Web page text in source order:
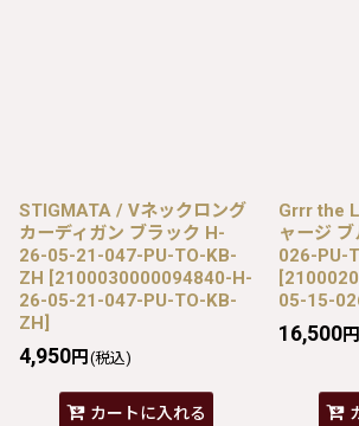
STIGMATA / Vネックロング
カーディガン ブラック H-
26-05-21-047-PU-TO-KB-
ZH [2100030000094840-H-
26-05-21-047-PU-TO-KB-
ZH]
4,950円 (税込)
カートに入れる
Grrr the
ャージ
026-PU-
[
05-15-
16,500円